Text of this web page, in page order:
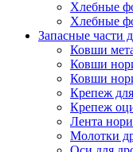
Хлебные
Хлебные
Запасные части
Ковши
Ковши
Ковши
Крепеж
Крепеж
Лента
Молотки